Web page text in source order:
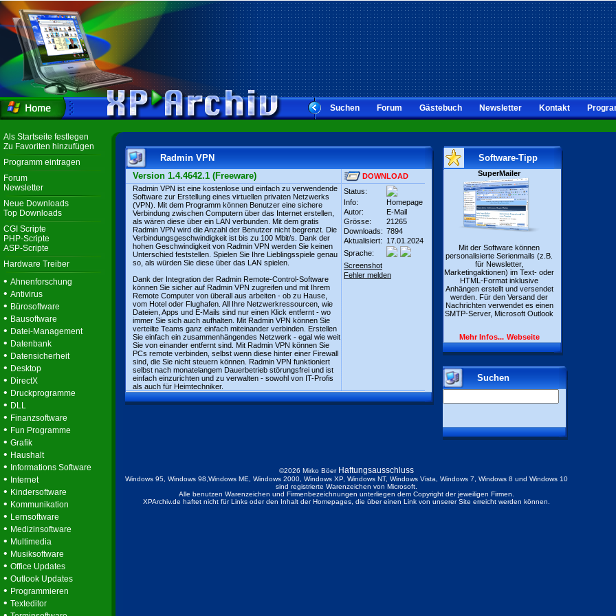
Suchen Forum Gästebuch Newsletter Kontakt
Als Startseite festlegen
Zu Favoriten hinzufügen
Programm eintragen
Forum
Newsletter
Neue Downloads
Top Downloads
CGI Scripte
PHP-Scripte
ASP-Scripte
Hardware Treiber
• Ahnenforschung
• Antivirus
• Bürosoftware
• Bausoftware
• Datei-Management
• Datenbank
• Datensicherheit
• Desktop
• DirectX
• Druckprogramme
• DLL
• Finanzsoftware
• Fun Programme
• Grafik
• Haushalt
• Informations Software
• Internet
• Kindersoftware
• Kommunikation
• Lernsoftware
• Medizinsoftware
• Multimedia
• Musiksoftware
• Office Updates
• Outlook Updates
• Programmieren
• Texteditor
Radmin VPN
Version 1.4.4642.1 (Freeware)
DOWNLOAD
Radmin VPN ist eine kostenlose und einfach zu verwendende
Software zur Erstellung eines virtuellen privaten Netzwerks
(VPN). Mit dem Programm können Benutzer eine sichere
Verbindung zwischen Computern über das Internet erstellen,
als wären diese über ein LAN verbunden. Mit dem gratis
Radmin VPN wird die Anzahl der Benutzer nicht begrenzt. Die
Verbindungsgeschwindigkeit ist bis zu 100 Mbit/s. Dank der
hohen Geschwindigkeit von Radmin VPN werden Sie keinen
Unterschied feststellen. Spielen Sie Ihre Lieblingsspiele genau
so, als würden Sie diese über das LAN spielen.
Dank der Integration der Radmin Remote-Control-Software
können Sie sicher auf Radmin VPN zugreifen und mit Ihrem
Remote Computer von überall aus arbeiten - ob zu Hause,
vom Hotel oder Flughafen. All Ihre Netzwerkressourcen, wie
Dateien, Apps und E-Mails sind nur einen Klick entfernt - wo
immer Sie sich auch aufhalten. Mit Radmin VPN können Sie
verteilte Teams ganz einfach miteinander verbinden. Erstellen
Sie einfach ein zusammenhängendes Netzwerk - egal wie weit
Sie von einander entfernt sind. Mit Radmin VPN können Sie
PCs remote verbinden, selbst wenn diese hinter einer Firewall
sind, die Sie nicht steuern können. Radmin VPN funktioniert
selbst nach monatelangem Dauerbetrieb störungsfrei und ist
einfach einzurichten und zu verwalten - sowohl von IT-Profis
als auch für Heimtechniker.
Status:
Info:
Homepage
Autor:
E-Mail
Grösse:
21265
Downloads: 7894
Aktualisiert:
17.01.2024
Sprache:
Screenshot
Fehler melden
Software-Tipp
SuperMailer
Mit der Software können
personalisierte Serienmails (z.B.
für Newsletter,
Marketingaktionen) im Text- oder
HTML-Format inklusive
Anhängen erstellt und versendet
werden. Für den Versand der
Nachrichten verwendet es einen
SMTP-Server, Microsoft Outlook
Mehr Infos... Webseite
Suchen
©2026 Mirko Böer Haftungsausschluss
Windows 95, Windows 98,Windows ME, Windows 2000, Windows XP, Windows NT, Windows Vista, Windows 7, Windows 8 und Windows 10
sind registrierte Warenzeichen von Microsoft.
Alle benutzen Warenzeichen und Firmenbezeichnungen unterliegen dem Copyright der jeweiligen Firmen.
XPArchiv.de haftet nicht für Links oder den Inhalt der Homepages, die über einen Link von unserer Site erreicht werden können.